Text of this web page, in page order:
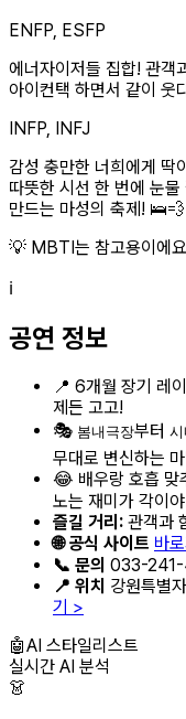
ENFP, ESFP
에너자이저들 집합! 관객
아이컨택 하면서 같이 웃
INFP, INFJ
감성 충만한 너희에게 딱
따뜻한 시선 한 번에 눈
만드는 마성의 축제! 🛌💨
💡 MBTI는 참고용이에
ℹ️
공연 정보
📍 6개월 장기 레
제든 고고!
🎭 봄내극장부터
무대로 변신하는
😂 배우랑 호흡 맞
노는 재미가 각이야
즐길 거리: 관객과
🌐 공식 사이트 바
📞 문의 033-
📍 위치 강원특별
기 >
🤖AI 스타일리스트
실시간 AI 분석
👗